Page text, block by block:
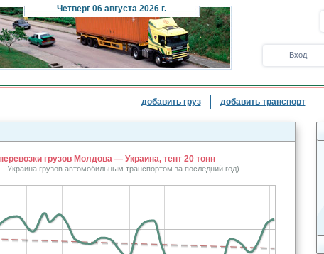
Четверг 06 августа 2026 г.
Вход
добавить груз добавить транспорт
грузов Молдова — Украина, тент 20 тонн
Украина грузов автомобильным транспортом за последний год)